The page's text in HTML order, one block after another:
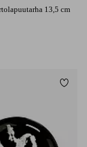
13,5 cm